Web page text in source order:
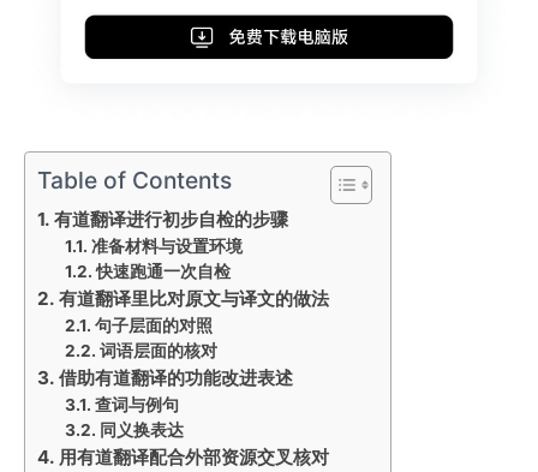
Table of Contents
有道翻译进行初步自检的步骤
准备材料与设置环境
快速跑通一次自检
有道翻译里比对原文与译文的做法
句子层面的对照
词语层面的核对
借助有道翻译的功能改进表述
查词与例句
同义换表达
用有道翻译配合外部资源交叉核对